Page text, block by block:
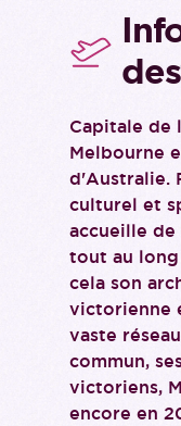
Capitale de
Melbourne
d'Australie.
culturel et
accueille
tout au
cela son
victorienne
vaste
commun,
victoriens,
encore en